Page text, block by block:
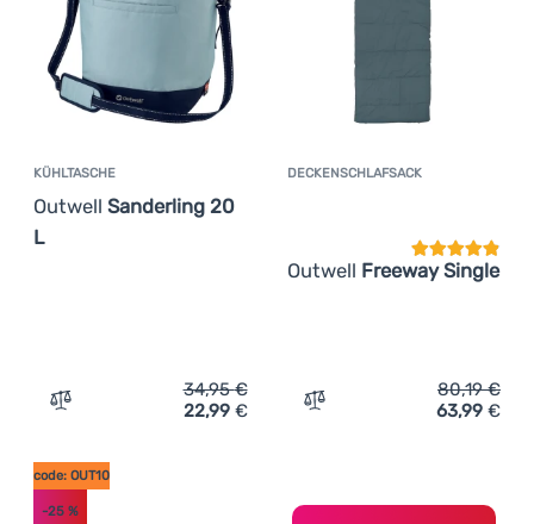
Anmelden /
Registrieren
KÜHLTASCHE
Outwell Sanderling 20
L
Zum Vergleich 'Kühltasche Outwell Sanderling 20 L'
34,95€
22,99 €
DECKENSCHLAFSACK
Outwell Freeway Single
Zum Vergleich
80,19€
63,99 €
code: OUT10
-25 %